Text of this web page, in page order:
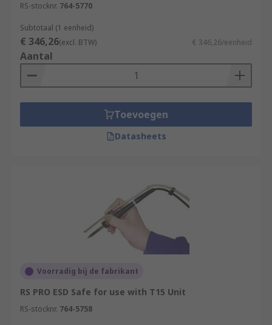
RS-stocknr. 764-5770
Subtotaal (1 eenheid)
€ 346,26(excl. BTW) € 346,26/eenheid
Aantal
Toevoegen
Datasheets
Voorradig bij de fabrikant
RS PRO ESD Safe for use with T15 Unit
RS-stocknr. 764-5758